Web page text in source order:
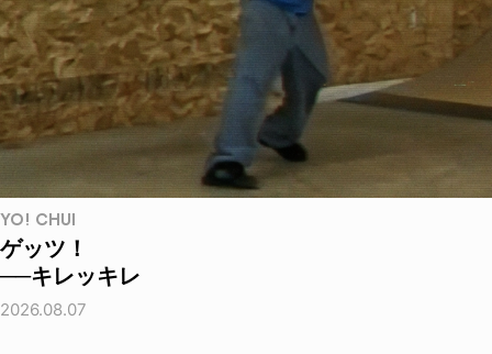
YO! CHUI
ゲッツ！
──キレッキレ
2026.08.07